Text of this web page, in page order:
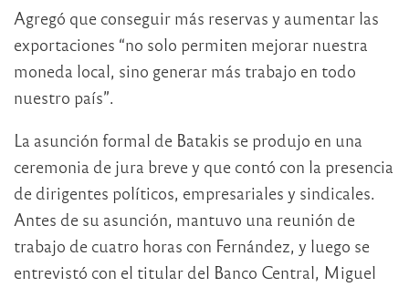
Agregó que conseguir más reservas y aumentar las
exportaciones “no solo permiten mejorar nuestra
moneda local, sino generar más trabajo en todo
nuestro país”.
La asunción formal de Batakis se produjo en una
ceremonia de jura breve y que contó con la presencia
de dirigentes políticos, empresariales y sindicales.
Antes de su asunción, mantuvo una reunión de
trabajo de cuatro horas con Fernández, y luego se
entrevistó con el titular del Banco Central, Miguel